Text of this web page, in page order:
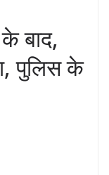
बाद,
पुलिस के